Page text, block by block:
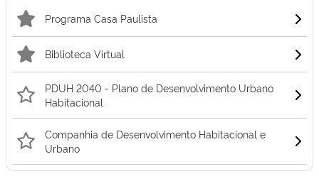
Programa Casa Paulista
Biblioteca Virtual
PDUH 2040 - Plano de Desenvolvimento Urbano
Habitacional
Companhia de Desenvolvimento Habitacional e
Urbano